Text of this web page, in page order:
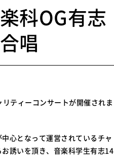
科OG有志
唱
ティーコンサートが開催されま
心となって運営されているチャ
誘いを頂き、音楽科学生有志14